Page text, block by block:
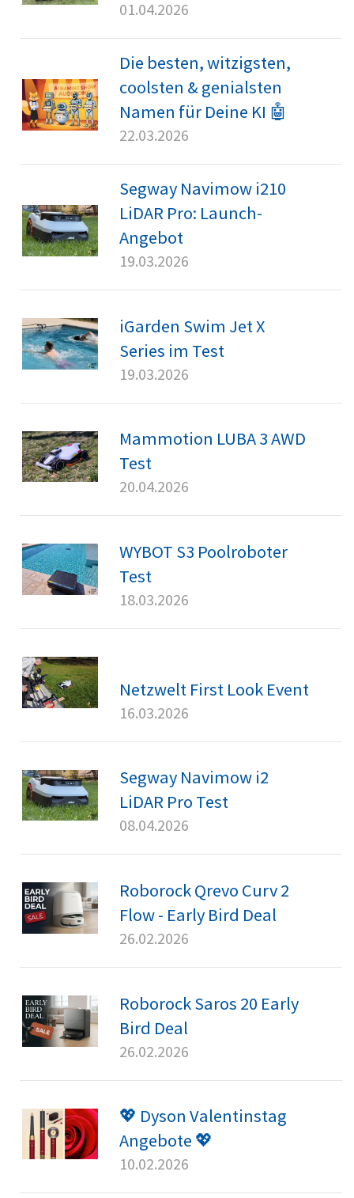
01.04.2026
Die besten, witzigsten,
coolsten & genialsten
Namen für Deine KI 🤖
22.03.2026
Segway Navimow i210
LiDAR Pro: Launch-
Angebot
19.03.2026
iGarden Swim Jet X
Series im Test
19.03.2026
Mammotion LUBA 3 AWD
Test
20.04.2026
WYBOT S3 Poolroboter
Test
18.03.2026
Netzwelt First Look Event
16.03.2026
Segway Navimow i2
LiDAR Pro Test
08.04.2026
Roborock Qrevo Curv 2
Flow - Early Bird Deal
26.02.2026
Roborock Saros 20 Early
Bird Deal
26.02.2026
💖 Dyson Valentinstag
Angebote 💖
10.02.2026